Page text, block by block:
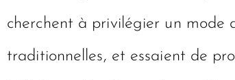
cherchent à privilégier un mode
traditionnelles, et essaient de